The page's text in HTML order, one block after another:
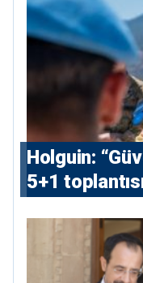
⁠Holguin:
5+1